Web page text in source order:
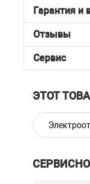
Гарантия и
Отзывы
Сервис
ЭТОТ